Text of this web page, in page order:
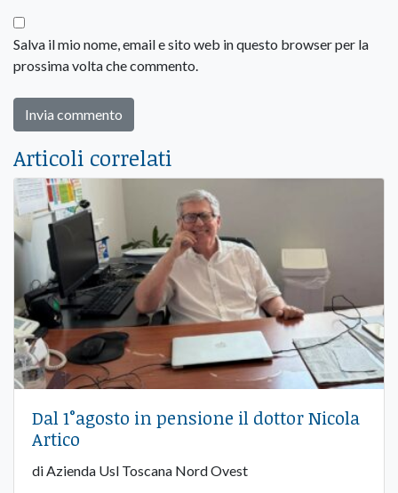
Salva il mio nome, email e sito web in questo browser per la
prossima volta che commento.
Articoli correlati
Dal 1°agosto in pensione il dottor Nicola
Artico
di Azienda Usl Toscana Nord Ovest